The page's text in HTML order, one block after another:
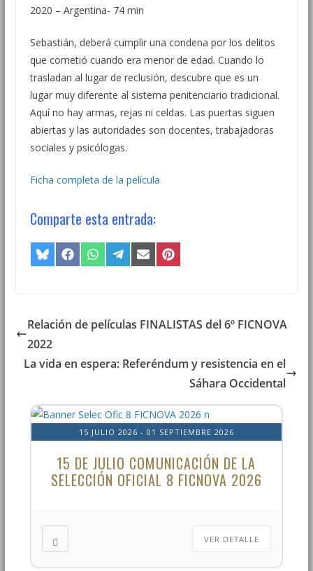
2020 – Argentina- 74 min
Sebastián, deberá cumplir una condena por los delitos
que cometió cuando era menor de edad. Cuando lo
trasladan al lugar de reclusión, descubre que es un
lugar muy diferente al sistema penitenciario tradicional.
Aquí no hay armas, rejas ni celdas. Las puertas siguen
abiertas y las autoridades son docentes, trabajadoras
sociales y psicólogas.
Ficha completa de la película
Comparte esta entrada:
Compartir
en
Compartir
en
Compartir
en
Compartir
en
Compartir
en
Compartir
en
Relación de películas FINALISTAS del 6º FICNOVA
2022
La vida en espera: Referéndum y resistencia en el
Sáhara Occidental
15 JULIO 2026 - 01 SEPTIEMBRE 2026
15 DE JULIO COMUNICACIÓN DE LA
SELECCIÓN OFICIAL 8 FICNOVA 2026
VER DETALLE